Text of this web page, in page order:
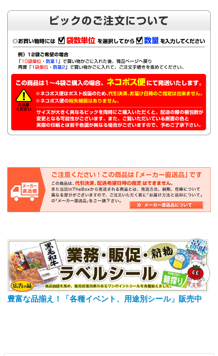
豊富な品揃え！「各種イベント、用途別シール」販売中